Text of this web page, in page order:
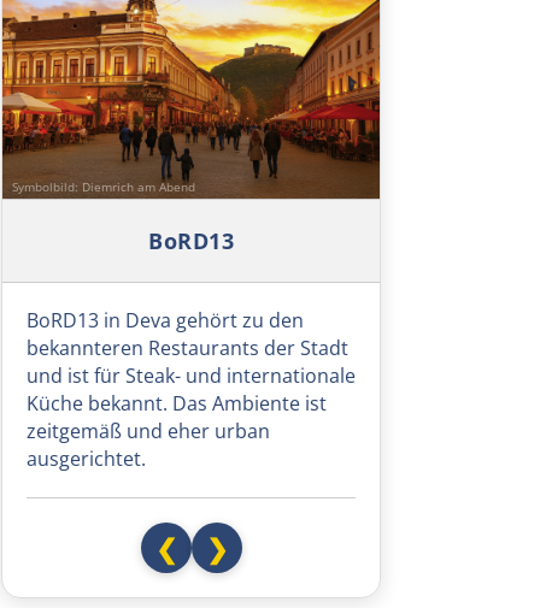
Genua
Savona
Albenga
Monaco
Nizza
Cannes
Saint-Tropez
Marseille
Symbolbild: Diemrich am Abend
BoRD13
BoRD13 in Deva gehört zu den
bekannteren Restaurants der Stadt
und ist für Steak- und internationale
Küche bekannt. Das Ambiente ist
zeitgemäß und eher urban
ausgerichtet.
❮ ❯